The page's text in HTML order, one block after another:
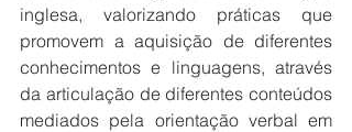
inglesa, valorizando práticas que
promovem a aquisição de diferentes
conhecimentos e linguagens, através
da articulação de diferentes conteúdos
mediados pela orientação verbal em